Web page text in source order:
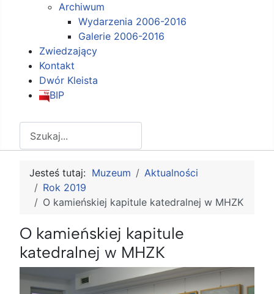
Archiwum
Wydarzenia 2006-2016
Galerie 2006-2016
Zwiedzający
Kontakt
Dwór Kleista
BIP
Jesteś tutaj: Muzeum
Aktualności
Rok 2019
O kamieńskiej kapitule katedralnej w MHZK
O kamieńskiej kapitule
katedralnej w MHZK